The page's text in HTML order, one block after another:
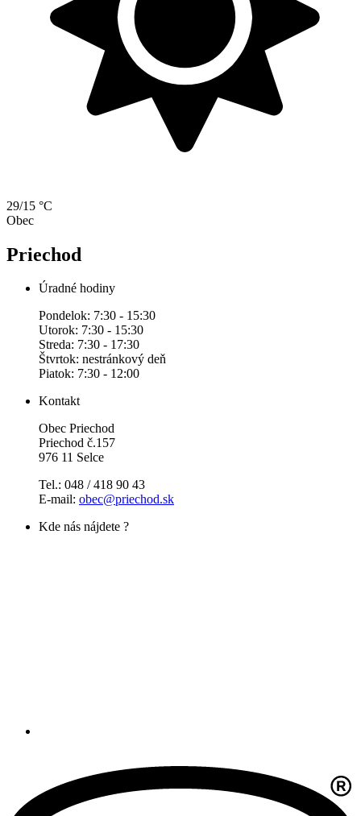
29/15 °C
Obec
Priechod
Úradné hodiny
Pondelok: 7:30 - 15:30
Utorok: 7:30 - 15:30
Streda: 7:30 - 17:30
Štvrtok: nestránkový deň
Piatok: 7:30 - 12:00
Kontakt
Obec Priechod
Priechod č.157
976 11 Selce
Tel.: 048 / 418 90 43
E-mail: obec@priechod.sk
Kde nás nájdete ?